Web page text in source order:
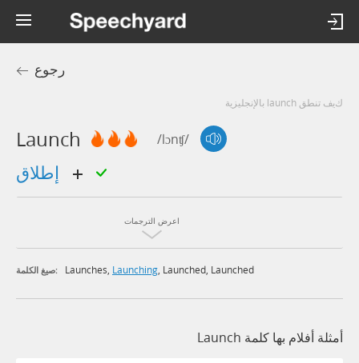
رجوع
كيف تنطق launch بالإنجليزية
Launch /lɔnʧ/
اعرض الترجمات
صيغ الكلمة: Launches, Launching, Launched, Launched
أمثلة أفلام بها كلمة Launch